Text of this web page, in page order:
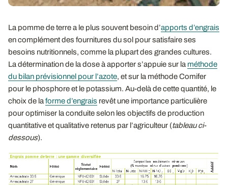
La pomme de terre a le plus souvent besoin d’apports d’engrais
en complément des fournitures du sol pour satisfaire ses
besoins nutritionnels, comme la plupart des grandes cultures.
La détermination de la dose à apporter s’appuie sur la méthode
du bilan prévisionnel pour l’azote, et sur la méthode Comifer
pour le phosphore et le potassium. Au-delà de cette quantité, le
choix de la forme d’engrais revêt une importance particulière
pour optimiser la conduite selon les objectifs de production
quantitative et qualitative retenus par l’agriculteur (tableau ci-
dessous).